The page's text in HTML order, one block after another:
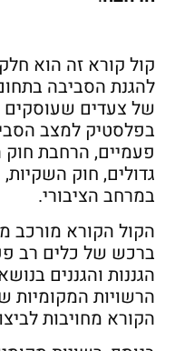
קול קורא זה הוא
להגנת הסביבה
של צעדים שעוסקים
בפלסטיק למצב
פעמיים, הרחבת
גדולים, חוק השקיות,
במרחב הציבורי.
הקול הקורא מורכב
ברכש של כלים רב
הגננות והגננים
הרשויות
הקורא מחויבות